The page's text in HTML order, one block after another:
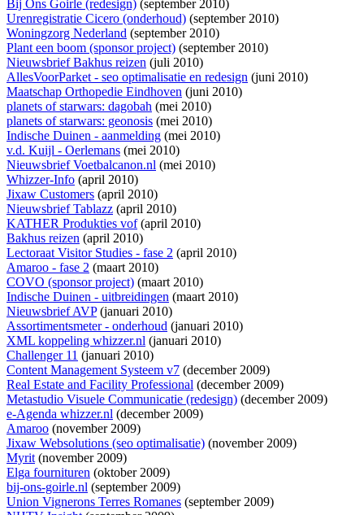
Bij Ons Goirle (redesign) (september 2010)
Urenregistratie Cicero (onderhoud) (september 2010)
Woningzorg Nederland (september 2010)
Plant een boom (sponsor project) (september 2010)
Nieuwsbrief Bakhus reizen (juli 2010)
AllesVoorParket - seo optimalisatie en redesign (juni 2010)
Maatschap Orthopedie Eindhoven (juni 2010)
planets of starwars: dagobah (mei 2010)
planets of starwars: geonosis (mei 2010)
Indische Duinen - aanmelding (mei 2010)
v.d. Kuijl - Oerlemans (mei 2010)
Nieuwsbrief Voetbalcanon.nl (mei 2010)
Whizzer-Info (april 2010)
Jixaw Customers (april 2010)
Nieuwsbrief Tablazz (april 2010)
KATHER Produkties vof(april 2010)
Bakhus reizen (april 2010)
Lectoraat Visitor Studies - fase 2 (april 2010)
Amaroo - fase 2 (maart 2010)
COVO (sponsor project) (maart 2010)
Indische Duinen - uitbreidingen (maart 2010)
Nieuwsbrief AVP(januari 2010)
Assortimentsmeter - onderhoud (januari 2010)
XML koppeling whizzer.nl (januari 2010)
Challenger 11 (januari 2010)
Content Management Systeem v7 (december 2009)
Real Estate and Facility Professional (december 2009)
Metastudio Visuele Communicatie (redesign) (december 2009)
e-Agenda whizzer.nl (december 2009)
Amaroo (november 2009)
Jixaw Websolutions (seo optimalisatie) (november 2009)
Myrit(november 2009)
Elga fournituren (oktober 2009)
bij-ons-goirle.nl (september 2009)
Union Vignerons Terres Romanes (september 2009)